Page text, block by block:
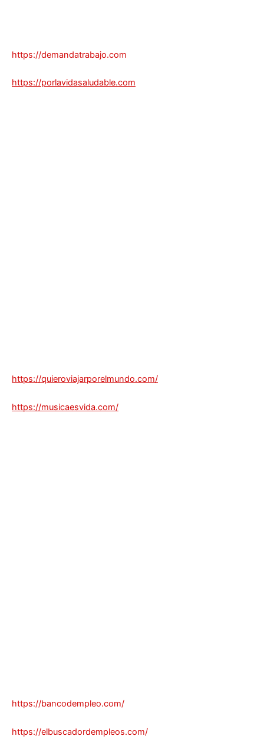
https://demandatrabajo.com
https://porlavidasaludable.com
https://quieroviajarporelmundo.com/
https://musicaesvida.com/
https://bancodempleo.com/
https://elbuscadordempleos.com/